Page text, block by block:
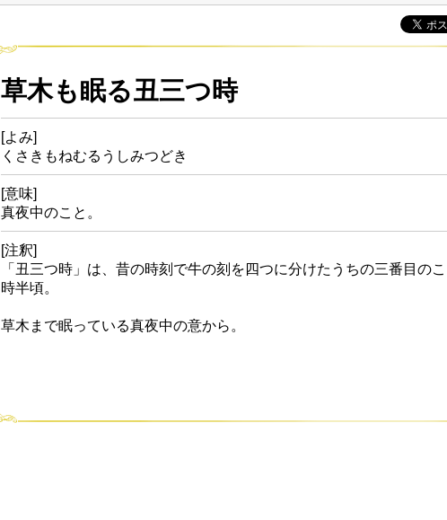
草木も眠る丑三つ時
[よみ]
くさきもねむるうしみつどき
[意味]
真夜中のこと。
[注釈]
「丑三つ時」は、昔の時刻で牛の刻を四つに分けたうちの三番目の
時半頃。
草木まで眠っている真夜中の意から。